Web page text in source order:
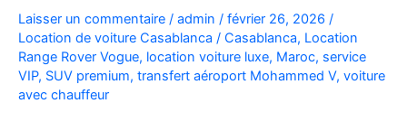
Laisser un commentaire / admin / février 26, 2026 /
Location de voiture Casablanca / Casablanca, Location
Range Rover Vogue, location voiture luxe, Maroc, service
VIP, SUV premium, transfert aéroport Mohammed V, voiture
avec chauffeur